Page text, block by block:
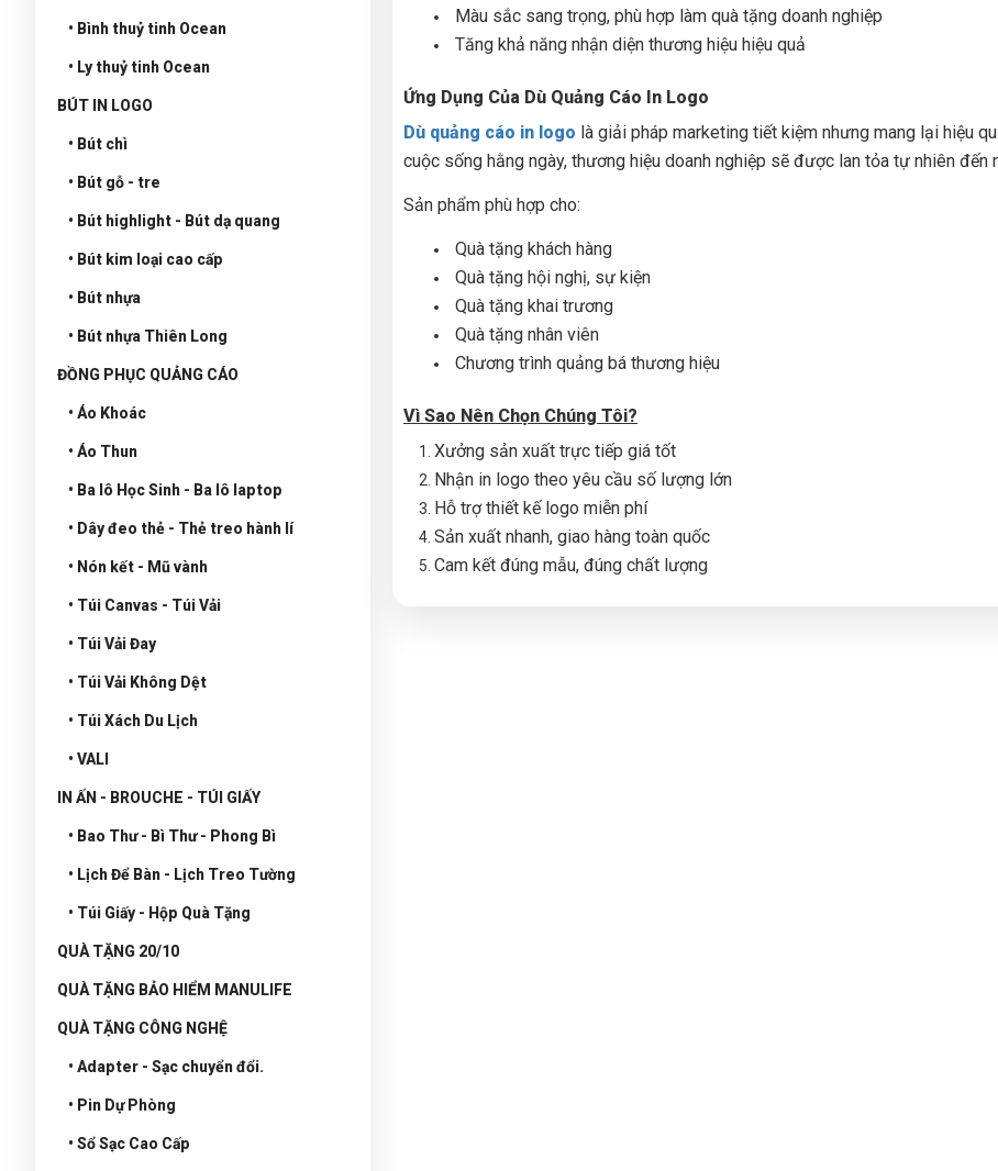
• Bình thuỷ tinh Ocean
• Ly thuỷ tinh Ocean
BÚT IN LOGO
• Bút chì
• Bút gỗ - tre
• Bút highlight - Bút dạ quang
• Bút kim loại cao cấp
• Bút nhựa
• Bút nhựa Thiên Long
ĐỒNG PHỤC QUẢNG CÁO
• Áo Khoác
• Áo Thun
• Ba lô Học Sinh - Ba lô laptop
• Dây đeo thẻ - Thẻ treo hành lí
• Nón kết - Mũ vành
• Túi Canvas - Túi Vải
• Túi Vải Đay
• Túi Vải Không Dệt
• Túi Xách Du Lịch
• VALI
IN ẤN - BROUCHE - TÚI GIẤY
• Bao Thư - Bì Thư - Phong Bì
• Lịch Để Bàn - Lịch Treo Tường
• Túi Giấy - Hộp Quà Tặng
QUÀ TẶNG 20/10
QUÀ TẶNG BẢO HIỂM MANULIFE
QUÀ TẶNG CÔNG NGHỆ
• Adapter - Sạc chuyển đổi.
• Pin Dự Phòng
• Sổ Sạc Cao Cấp
Màu sắc sang trọng, phù hợp làm quà tặng doanh nghiệp
Tăng khả năng nhận diện thương hiệu hiệu quả
Ứng Dụng Của Dù Quảng Cáo In Logo
Dù quảng cáo in logo là giải pháp marketing tiết kiệm nhưng mang lại hiệu
cuộc sống hằng ngày, thương hiệu doanh nghiệp sẽ được lan tỏa tự nhiên đến
Sản phẩm phù hợp cho:
Quà tặng khách hàng
Quà tặng hội nghị, sự kiện
Quà tặng khai trương
Quà tặng nhân viên
Chương trình quảng bá thương hiệu
Vì Sao Nên Chọn Chúng Tôi?
Xưởng sản xuất trực tiếp giá tốt
Nhận in logo theo yêu cầu số lượng lớn
Hỗ trợ thiết kế logo miễn phí
Sản xuất nhanh, giao hàng toàn quốc
Cam kết đúng mẫu, đúng chất lượng